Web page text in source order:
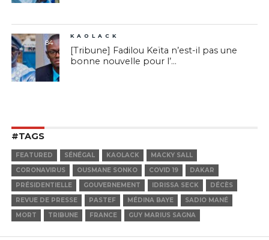
84
KAOLACK
[Tribune] Fadilou Keïta n’est-il pas une
bonne nouvelle pour l’...
#TAGS
FEATURED SÉNÉGAL KAOLACK
MACKY SALL
CORONAVIRUS
OUSMANE SONKO COVID 19
DAKAR
PRÉSIDENTIELLE
GOUVERNEMENT IDRISSA SECK
DÉCÈS
REVUE DE PRESSE
PASTEF MÉDINA BAYE
SADIO MANÉ
MORT
TRIBUNE FRANCE GUY MARIUS SAGNA